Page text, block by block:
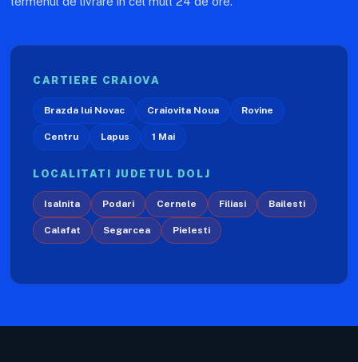
CARTIERE CRAIOVA
Brazda lui Novac Craiovita Noua Rovine
Centru Lapus 1 Mai
LOCALITATI JUDETUL DOLJ
Isalnita Podari Cernele Filiasi Bailesti
Calafat Segarcea Pielesti